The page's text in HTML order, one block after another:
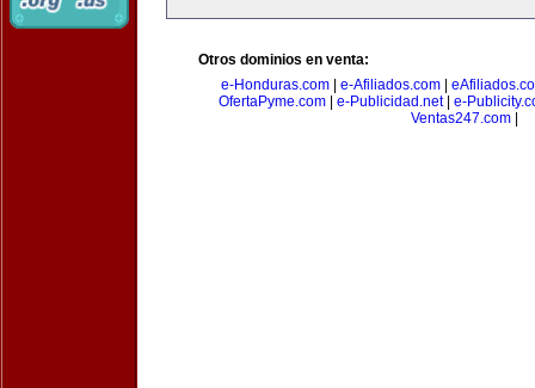
Otros dominios en venta:
e-Honduras.com| e-Afiliados.com|
OfertaPyme.com| e-Publicidad.net| e-
Ventas247.com